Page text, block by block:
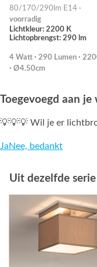
80/170/290lm E14 ·
voorradig
Lichtkleur: 2200 K
Lichtopbrengst: 290 lm
4 Watt · 290 Lumen ·
· Ø4.50cm
Toegevoegd aan je
💡💡💡 Wil je er
JaNee, bedankt
Uit dezelfde serie